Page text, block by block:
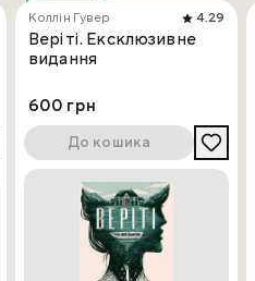
Коллін Гувер
4.29
Веріті. Ексклюзивне
видання
600 грн
До кошика